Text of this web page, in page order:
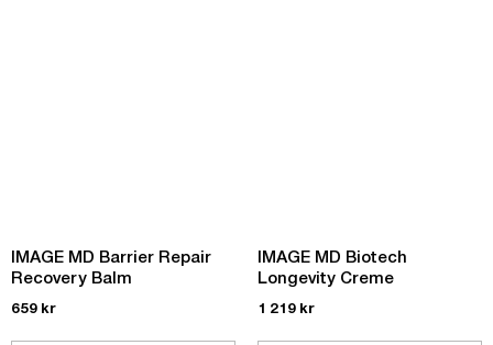
IMAGE MD Barrier Repair
Recovery Balm
659 kr
IMAGE MD Biotech
Longevity Creme
1 219 kr